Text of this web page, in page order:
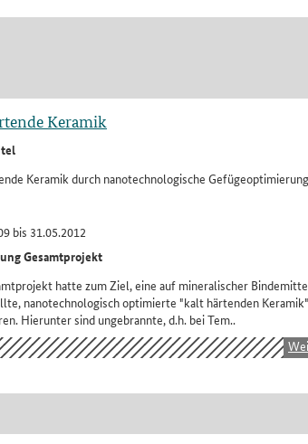
Keramik
Keramik durch nanotechnologische Gefügeoptimierung
bis 31.05.2012
Gesamtprojekt
hatte zum Ziel, eine auf mineralischer
nanotechnologisch optimierte "kalt härtenden
Hierunter sind ungebrannte, d.h. bei Tem..